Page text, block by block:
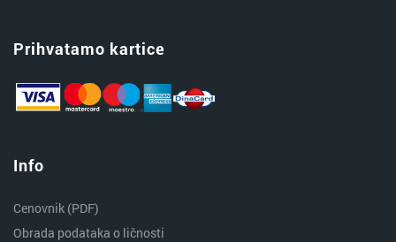
Prihvatamo kartice
Info
Cenovnik (PDF)
Obrada podataka o ličnosti